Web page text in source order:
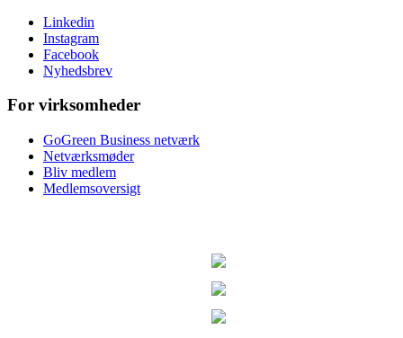
Linkedin
Instagram
Facebook
Nyhedsbrev
For virksomheder
GoGreen Business netværk
Netværksmøder
Bliv medlem
Medlemsoversigt